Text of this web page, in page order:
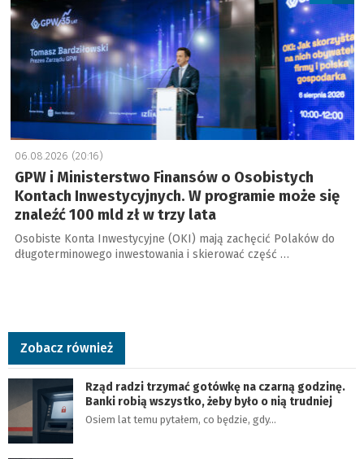
06.08.2026 (20:16)
GPW i Ministerstwo Finansów o Osobistych
Kontach Inwestycyjnych. W programie może się
znaleźć 100 mld zł w trzy lata
Osobiste Konta Inwestycyjne (OKI) mają zachęcić Polaków do
długoterminowego inwestowania i skierować część …
Zobacz również
Rząd radzi trzymać gotówkę na czarną godzinę.
Banki robią wszystko, żeby było o nią trudniej
Osiem lat temu pytałem, co będzie, gdy…